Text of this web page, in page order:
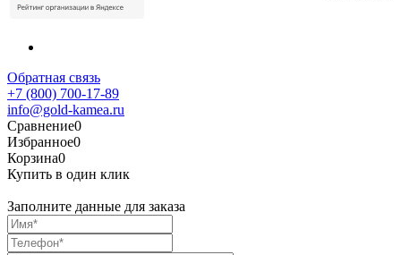
Обратная связь
+7 (800) 700-17-89
info@gold-kamea.ru
Сравнение0
Избранное0
Корзина0
Купить в один клик
Заполните данные для заказа